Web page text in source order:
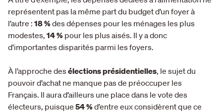
représentent pas la même part du budget d’un foyer à
l’autre : 18 %des dépenses pour les ménages les plus
modestes, 14 % pour les plus aisés. Il y a donc
d’importantes disparités parmi les foyers.
À l’approche desélections présidentielles, le sujet du
pouvoir d’achat ne manque pas de préoccuper les
Français. Il aura d’ailleurs une place dans le vote des
électeurs, puisque 54 %d’entre eux considèrent que ce